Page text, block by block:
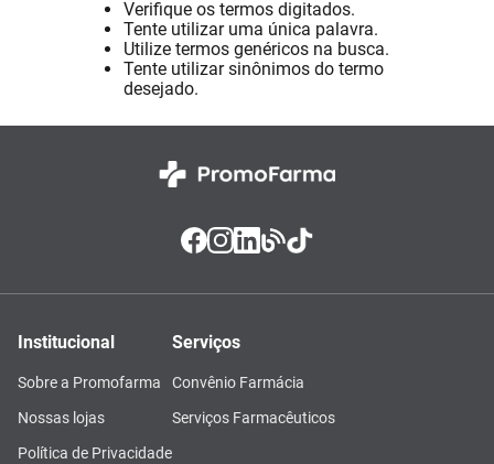
Verifique os termos digitados.
Tente utilizar uma única palavra.
Utilize termos genéricos na busca.
Tente utilizar sinônimos do termo
desejado.
Institucional
Sobre a Promofarma
Nossas lojas
Política de Privacidade
Serviços
Convênio Farmácia
Serviços Farmacêuticos
Absorvente
Pampers Confort Sec
Lavitan